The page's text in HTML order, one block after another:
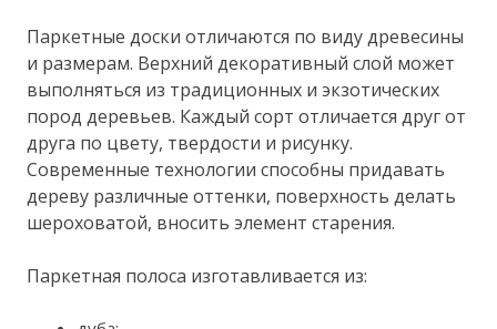
Паркетные доски отличаются по виду древесины
и размерам. Верхний декоративный слой может
выполняться из традиционных и экзотических
пород деревьев. Каждый сорт отличается друг от
друга по цвету, твердости и рисунку.
Современные технологии способны придавать
дереву различные оттенки, поверхность делать
шероховатой, вносить элемент старения.
Паркетная полоса изготавливается из: